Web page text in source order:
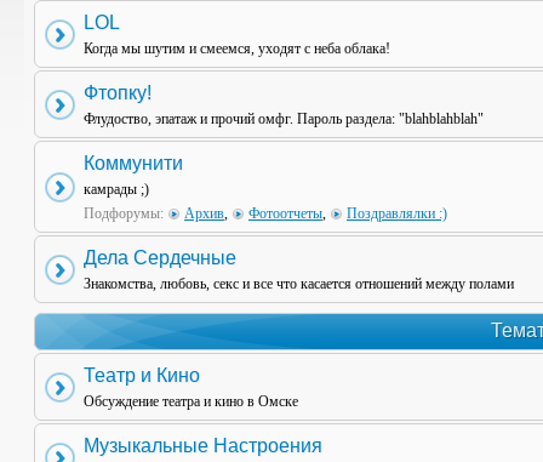
LOL
Когда мы шутим и смеемся, уходят с неба облака!
Фтопку!
Флудоство, эпатаж и прочий омфг. Пароль раздела: "blahblahblah"
Коммунити
камрады ;)
Подфорумы:
Архив, Фотоотчеты, Поздравлялки :)
Дела Сердечные
Знакомства, любовь, секс и все что касается отношений между полами
Театр и Кино
Обсуждение театра и кино в Омске
Музыкальные Настроения